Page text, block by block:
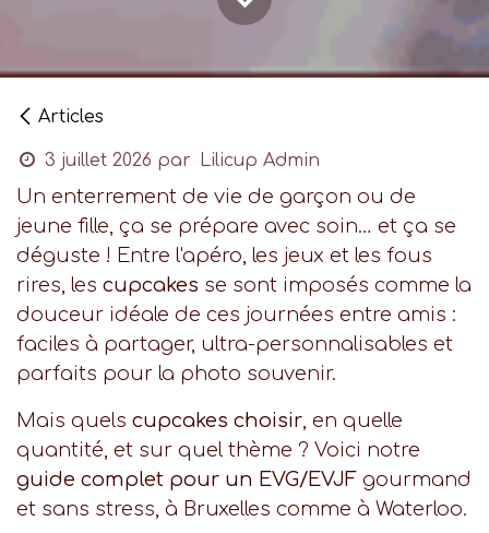
Articles
3 juillet 2026 par Lilicup Admin
Un enterrement de vie de garçon ou de
jeune fille, ça se prépare avec soin… et ça se
déguste ! Entre l'apéro, les jeux et les fous
rires, les cupcakes se sont imposés comme la
douceur idéale de ces journées entre amis :
faciles à partager, ultra-personnalisables et
parfaits pour la photo souvenir.
Mais quels cupcakes choisir , en quelle
quantité, et sur quel thème ? Voici notre
guide complet pour un EVG/EVJF gourmand
et sans stress, à Bruxelles comme à Waterloo.